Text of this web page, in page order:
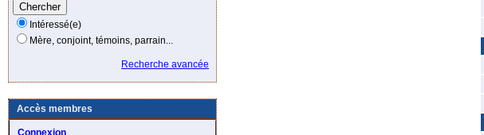
Intéressé(e)
Mère, conjoint, témoins, parrain...
Recherche avancée
Accès membres
Connexion